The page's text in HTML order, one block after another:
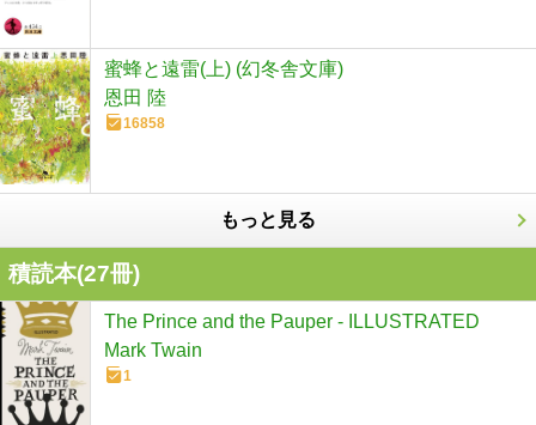
蜜蜂と遠雷(上) (幻冬舎文庫)
恩田 陸
16858
もっと見る
積読本(27冊)
The Prince and the Pauper - ILLUSTRATED
Mark Twain
1